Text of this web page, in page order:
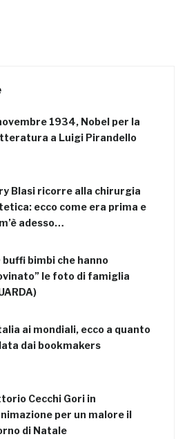
1934, Nobel per la
a Luigi Pirandello
Blasi ricorre alla chirurgia
ecco come era prima e
adesso…
buffi bimbi che hanno
le foto di famiglia
ai mondiali, ecco a quanto
dai bookmakers
Cecchi Gori in
per un malore il
di Natale